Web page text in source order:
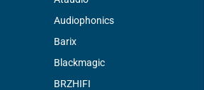
Audiophonics
Barix
Blackmagic
BRZHIFI